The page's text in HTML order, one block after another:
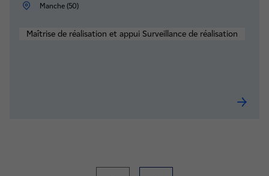
Manche (50)
Maîtrise de réalisation et appui Surveillance de réalisation